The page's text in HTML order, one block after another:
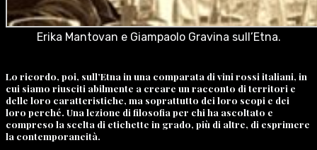
Erika Mantovan e Giampaolo Gravina sull’Etna.
Lo ricordo, poi, sull’Etna in una comparata di vini rossi italiani, in
cui siamo riusciti abilmente a creare un racconto di territori e
delle loro caratteristiche, ma soprattutto dei loro scopi e dei
loro perché. Una lezione di filosofia per chi ha ascoltato e
compreso la scelta di etichette in grado, più di altre, di esprimere
la contemporaneità.